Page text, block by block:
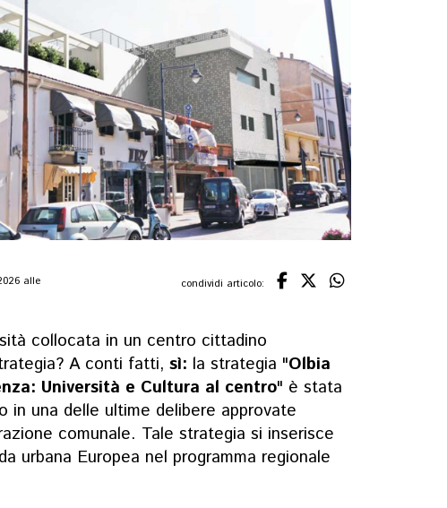
alle
condividi articolo:
collocata in un centro cittadino
A conti fatti, sì: la strategia "Olbia
Università e Cultura al centro" è stata
in una delle ultime delibere approvate
comunale. Tale strategia si inserisce
urbana Europea nel programma regionale